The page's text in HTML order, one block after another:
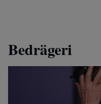
Bedrägeri